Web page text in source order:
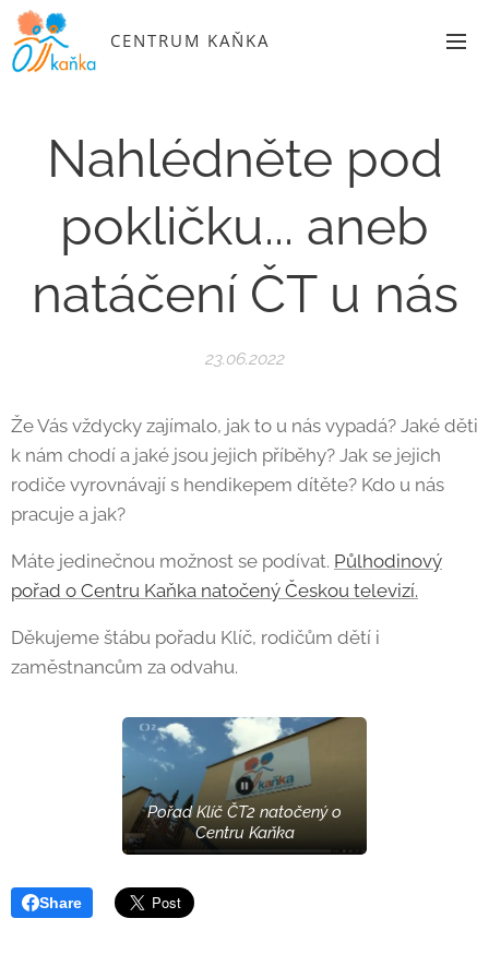
CENTRUM KAŇKA
Nahlédněte pod
pokličku... aneb
natáčení ČT u nás
23.06.2022
Že Vás vždycky zajímalo, jak to u nás vypadá? Jaké děti
k nám chodí a jaké jsou jejich příběhy? Jak se jejich
rodiče vyrovnávají s hendikepem dítěte? Kdo u nás
pracuje a jak?
Máte jedinečnou možnost se podívat. Půlhodinový
pořad o Centru Kaňka natočený Českou televizí.
Děkujeme štábu pořadu Klíč, rodičům dětí i
zaměstnancům za odvahu.
Pořad Klíč ČT2 natočený o
Centru Kaňka
Share